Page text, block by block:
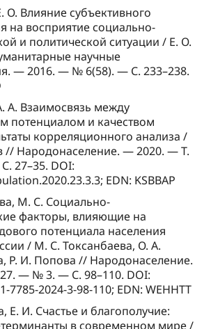
О. Влияние субъективного
на восприятие социально-
и политической ситуации / Е. О.
научные
— 2016. — № 6(58). — С. 233–238.
А. Взаимосвязь между
потенциалом и качеством
корреляционного анализа /
// Народонаселение. — 2020. — Т.
27–35. DOI:
EDN: KSBBAP
М. С. Социально-
факторы, влияющие на
потенциала населения
/ М. С. Токсанбаева, О. А.
Р. И. Попова // Народонаселение.
— № 3. — С. 98–110. DOI:
7785-2024-3-98-110; EDN: WEHHTT
Е. И. Счастье и благополучие:
в современном мире /